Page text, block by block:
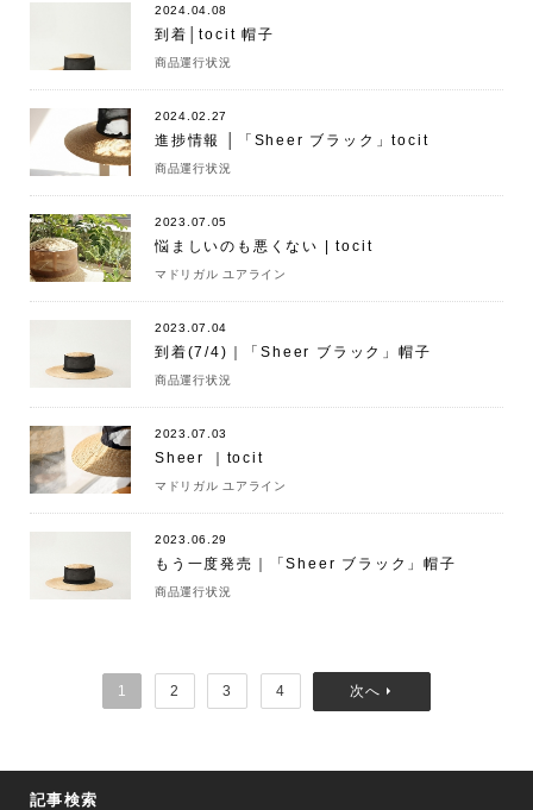
2024.04.08
到着│tocit 帽子
商品運行状況
2024.02.27
進捗情報 │「Sheer ブラック」tocit
商品運行状況
2023.07.05
悩ましいのも悪くない | tocit
マドリガル ユアライン
2023.07.04
到着(7/4)｜「Sheer ブラック」帽子
商品運行状況
2023.07.03
Sheer ｜tocit
マドリガル ユアライン
2023.06.29
もう一度発売｜「Sheer ブラック」帽子
商品運行状況
1 2 3 4
記事検索